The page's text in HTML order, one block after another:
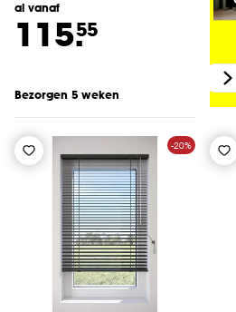
al vanaf
115.55
Bezorgen 5 weken
-20%